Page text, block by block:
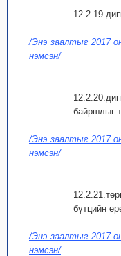
/Энэ заалтыг 2017
нэмсэн/
байршлыг
/Энэ заалтыг 2017
нэмсэн/
бүтцийн
/Энэ заалтыг 2017
нэмсэн/